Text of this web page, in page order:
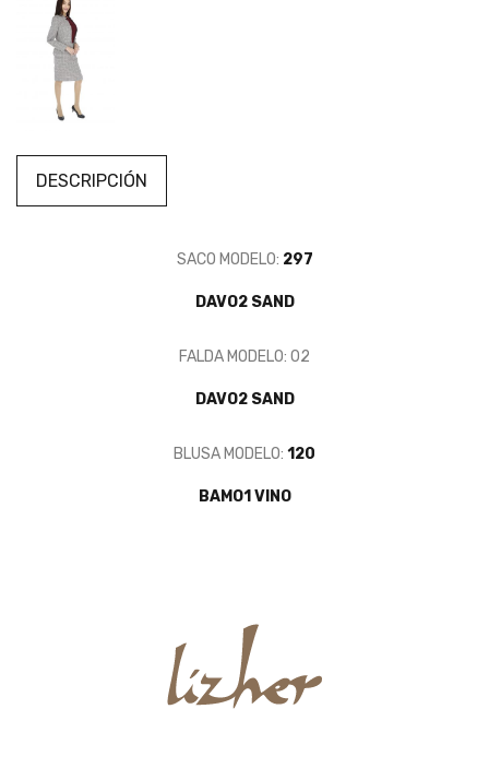
DESCRIPCIÓN
SACO MODELO: 297
DAVO2 SAND
FALDA MODELO: 02
DAVO2 SAND
BLUSA MODELO: 120
BAMO1 VINO